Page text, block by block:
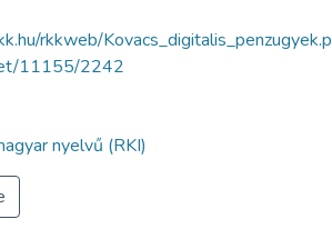
rkkweb/
11155/2242
nyelvű (RKI)